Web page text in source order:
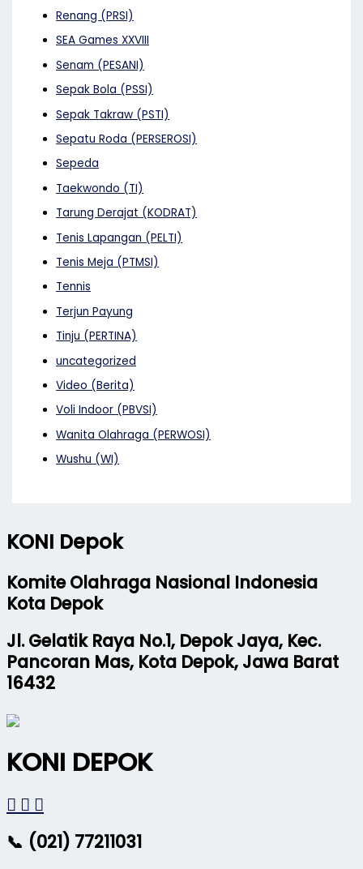
Renang (PRSI)
SEA Games XXVIII
Senam (PESANI)
Sepak Bola (PSSI)
Sepak Takraw (PSTI)
Sepatu Roda (PERSEROSI)
Sepeda
Taekwondo (TI)
Tarung Derajat (KODRAT)
Tenis Lapangan (PELTI)
Tenis Meja (PTMSI)
Tennis
Terjun Payung
Tinju (PERTINA)
uncategorized
Video (Berita)
Voli Indoor (PBVSI)
Wanita Olahraga (PERWOSI)
Wushu (WI)
KONI Depok
Komite Olahraga Nasional Indonesia
Kota Depok
Jl. Gelatik Raya No.1, Depok Jaya, Kec.
Pancoran Mas, Kota Depok, Jawa Barat
16432
KONI DEPOK
📞 (021) 77211031